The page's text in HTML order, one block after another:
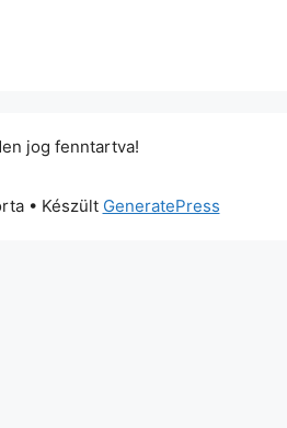
jog fenntartva!
• Készült GeneratePress